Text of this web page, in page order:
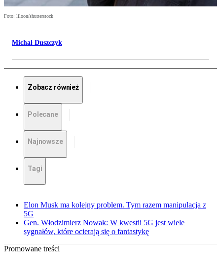
Foto: liloon/shutterstock
Michał Duszczyk
Zobacz również
Polecane
Najnowsze
Tagi
Elon Musk ma kolejny problem. Tym razem manipulacja z
5G
Gen. Włodzimierz Nowak: W kwestii 5G jest wiele
sygnałów, które ocierają się o fantastykę
Promowane treści